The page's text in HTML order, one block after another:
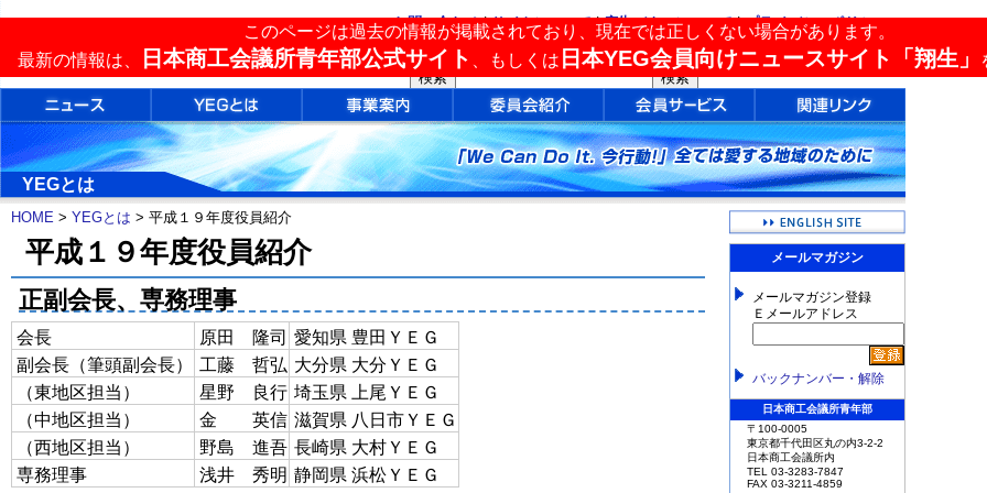
このページは過去の情報が掲載されており、現在では正しくない場合があります。
最新の情報は、
日本商工会議所青年部公式サイト 、もしくは 日本YEG会員向けニュースサイト「翔生」
お問い合わせ|サイトについて|広告バナーについて|プライバシーポリシー
単会検索
サイト内検索
HOME > YEGとは > 平成１９年度役員紹介
YEGとは
平成１９年度役員紹介
正副会長、専務理事
会長 原田 隆司 愛知県 豊田ＹＥＧ
副会長（筆頭副会長）
工藤 哲弘 大分県 大分ＹＥＧ
（東地区担当）
星野 良行 埼玉県 上尾ＹＥＧ
（中地区担当）
金 英信 滋賀県 八日市ＹＥＧ
（西地区担当）
野島 進吾 長崎県 大村ＹＥＧ
専務理事
浅井 秀明 静岡県 浜松ＹＥＧ
メールマガジン
メールマガジン登録
Ｅメールアドレス
バックナンバー・解除
日本商工会議所青年部
〒100-0005
東京都千代田区丸の内3-2-2
日本商工会議所内
TEL 03-3283-7847
FAX 03-3211-4859